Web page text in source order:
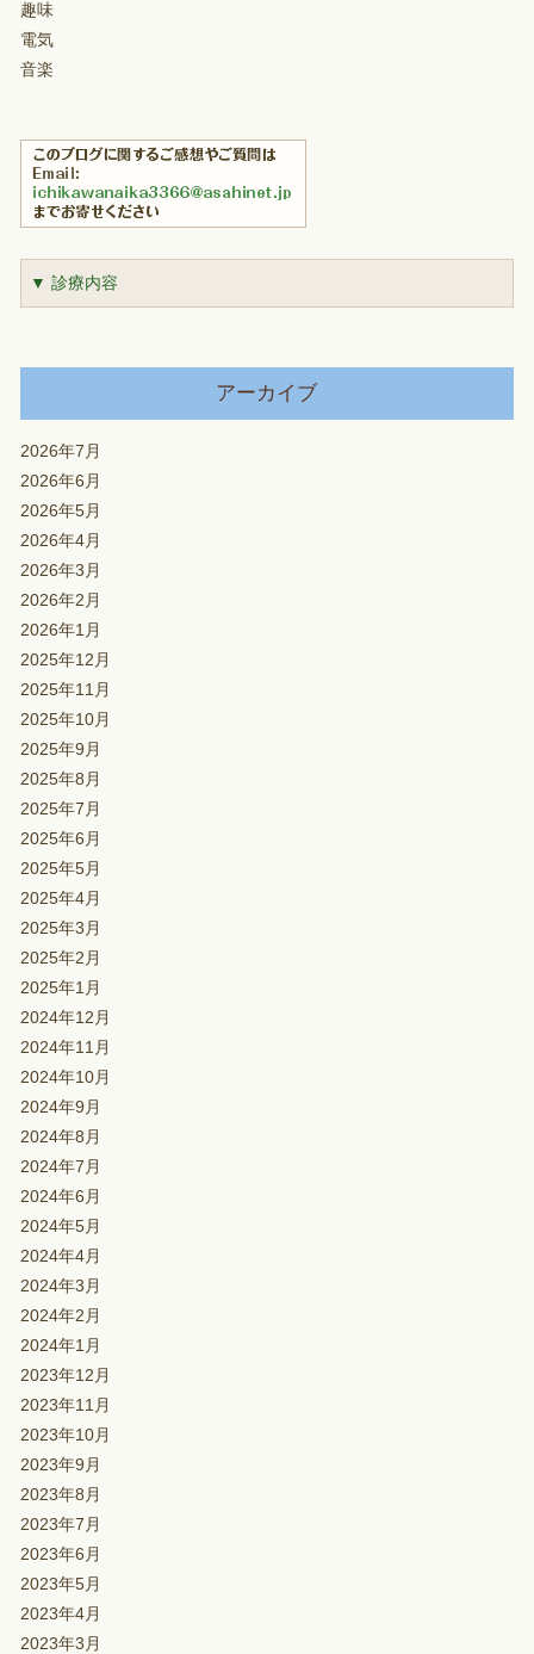
趣味
電気
音楽
▼ 診療内容
アーカイブ
2026年7月
2026年6月
2026年5月
2026年4月
2026年3月
2026年2月
2026年1月
2025年12月
2025年11月
2025年10月
2025年9月
2025年8月
2025年7月
2025年6月
2025年5月
2025年4月
2025年3月
2025年2月
2025年1月
2024年12月
2024年11月
2024年10月
2024年9月
2024年8月
2024年7月
2024年6月
2024年5月
2024年4月
2024年3月
2024年2月
2024年1月
2023年12月
2023年11月
2023年10月
2023年9月
2023年8月
2023年7月
2023年6月
2023年5月
2023年4月
2023年3月